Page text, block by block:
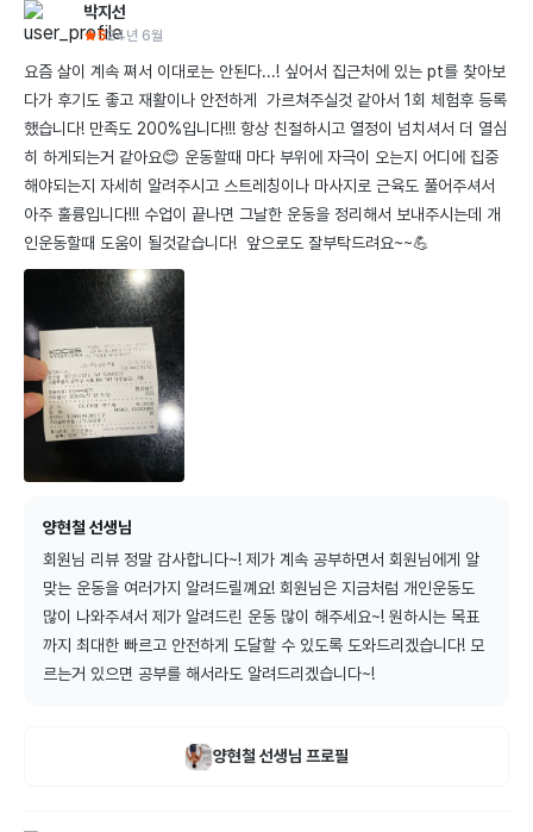
박지선
524년 6월
요즘 살이 계속 쪄서 이대로는 안된다...! 싶어서 집근처에 있는 pt를 찾아보
다가 후기도 좋고 재활이나 안전하게  가르쳐주실것 같아서 1회 체험후 등록
했습니다! 만족도 200%입니다!!! 항상 친절하시고 열정이 넘치셔서 더 열심
히 하게되는거 같아요😊 운동할때 마다 부위에 자극이 오는지 어디에 집중
해야되는지 자세히 알려주시고 스트레칭이나 마사지로 근육도 풀어주셔서
아주 훌륭입니다!!! 수업이 끝나면 그날한 운동을 정리해서 보내주시는데 개
인운동할때 도움이 될것같습니다!  앞으로도 잘부탁드려요~~💪
양현철 선생님
회원님 리뷰 정말 감사합니다~! 제가 계속 공부하면서 회원님에게 알
맞는 운동을 여러가지 알려드릴꼐요! 회원님은 지금처럼 개인운동도
많이 나와주셔서 제가 알려드린 운동 많이 해주세요~! 원하시는 목표
까지 최대한 빠르고 안전하게 도달할 수 있도록 도와드리겠습니다! 모
르는거 있으면 공부를 해서라도 알려드리겠습니다~!
양현철 선생님 프로필